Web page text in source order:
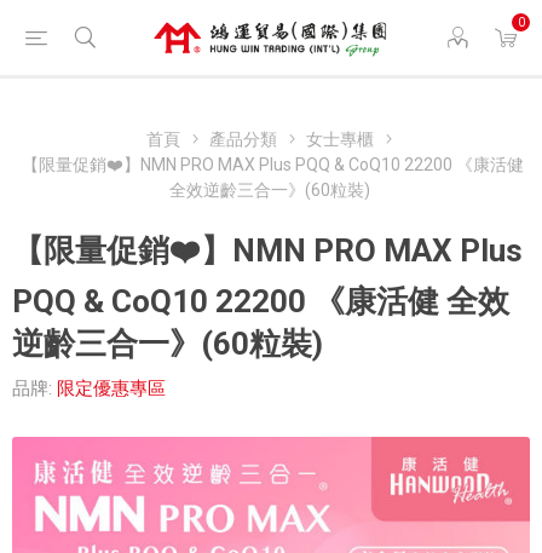
0
首頁 產品分類
女士專櫃
【限量促銷❤️】NMN PRO MAX Plus PQQ & CoQ10 22200 《康活健
全效逆齡三合一》(60粒裝)
【限量促銷❤️】NMN PRO MAX Plus
PQQ & CoQ10 22200 《康活健 全效
逆齡三合一》(60粒裝)
品牌: 限定優惠專區